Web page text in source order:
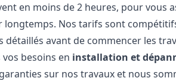
en moins de 2 heures, pour vous
longtemps. Nos tarifs sont
détaillés avant de commencer les
besoins en installation et
sur nos travaux et nous